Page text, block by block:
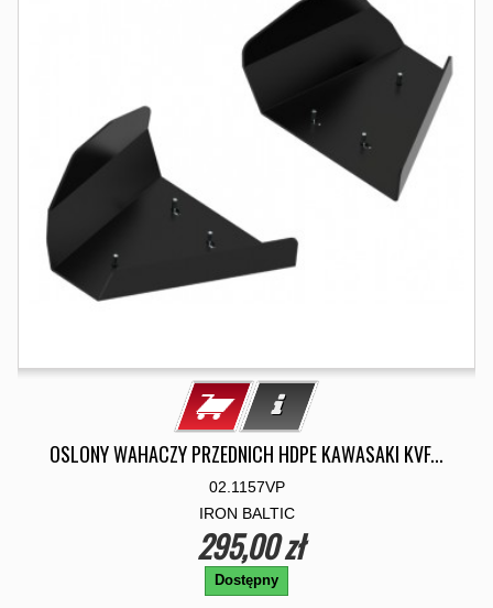
OSLONY WAHACZY PRZEDNICH HDPE KAWASAKI KVF...
02.1157VP
IRON BALTIC
295,00 zł
Dostępny